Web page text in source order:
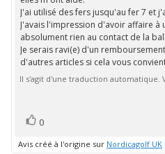
1.0
étoiles
sur
5
de
l'évaluation:
J'ai utilisé des fers jusqu'au fer 7 et
J'avais l'impression d'avoir affaire à
absolument rien au contact de la
Je serais ravi(e) d'un
d'autres articles si cela vous
Il s'agit d'une traduction automatique.
Vote
positif
0
Avis créé à l'origine sur Nordicagolf UK